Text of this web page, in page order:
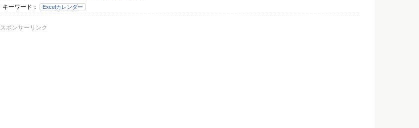
キーワード： Excelカレンダー
スポンサーリンク